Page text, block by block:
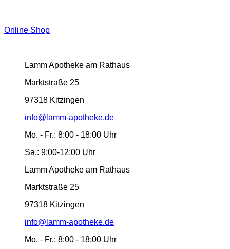
Online Shop
Lamm Apotheke am Rathaus
Marktstraße 25
97318 Kitzingen
info@lamm-apotheke.de
Mo. - Fr.: 8:00 - 18:00 Uhr
Sa.: 9:00-12:00 Uhr
Lamm Apotheke am Rathaus
Marktstraße 25
97318 Kitzingen
info@lamm-apotheke.de
Mo. - Fr.: 8:00 - 18:00 Uhr